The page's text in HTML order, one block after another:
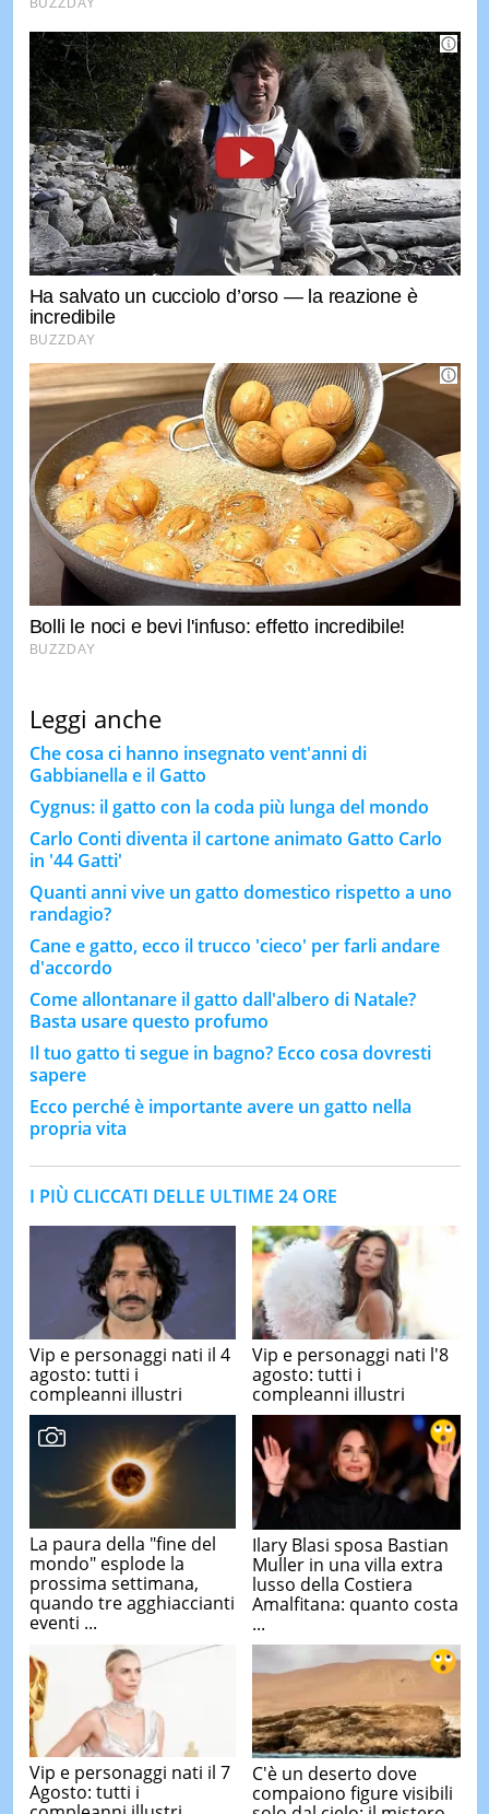
Leggi anche
Che cosa ci hanno insegnato vent'anni di
Gabbianella e il Gatto
Cygnus: il gatto con la coda più lunga del mondo
Carlo Conti diventa il cartone animato Gatto Carlo
in '44 Gatti'
Quanti anni vive un gatto domestico rispetto a uno
randagio?
Cane e gatto, ecco il trucco 'cieco' per farli andare
d'accordo
Come allontanare il gatto dall'albero di Natale?
Basta usare questo profumo
Il tuo gatto ti segue in bagno? Ecco cosa dovresti
sapere
Ecco perché è importante avere un gatto nella
propria vita
I PIÙ CLICCATI DELLE ULTIME 24 ORE
Vip e personaggi nati il 4
agosto: tutti i
compleanni illustri
Vip e personaggi nati l'8
agosto: tutti i
compleanni illustri
La paura della "fine del
mondo" esplode la
prossima settimana,
quando tre agghiaccianti
eventi ...
Ilary Blasi sposa Bastian
Muller in una villa extra
lusso della Costiera
Amalfitana: quanto costa
...
Vip e personaggi nati il 7
Agosto: tutti i
C'è un deserto dove
compaiono figure visibili